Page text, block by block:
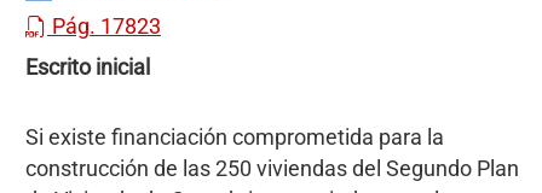
Pág. 17823
Escrito inicial
Si existe financiación comprometida para la
construcción de las 250 viviendas del Segundo Plan